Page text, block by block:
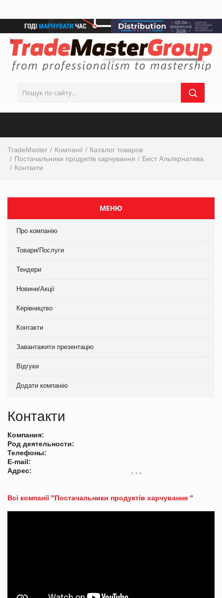
TradeMaster Компанії
Каталог товаров
Постачальники продуктів харчування
Бест Альтернатива
Контакти
МЕНЮ
Про компанію
Товари/Послуги
Тендери
Новини/Акції
Керівництво
Контакти
Завантажити презентацію
Відгуки
Додати компанію
Контакти
Компания:
Род деятельности:
Телефоны:
E-mail:
Адрес:
Всі компанії "Постачальники продуктів харчування "